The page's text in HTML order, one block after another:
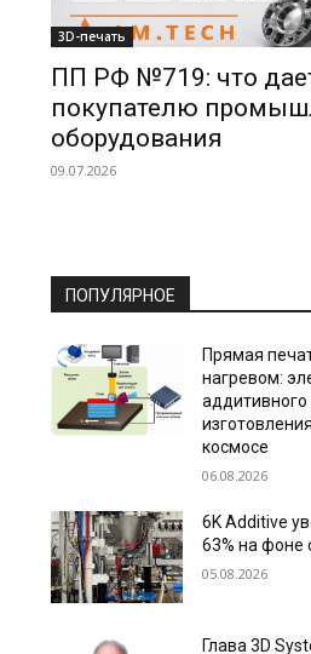
3D-печать
ПП РФ №719: что
покупателю
оборудования
09.07.2026
ПОПУЛЯРНОЕ
Прямая
нагревом:
космосе
06.08.2026
6K Additive
63% на фоне
05.08.2026
Глава 3D